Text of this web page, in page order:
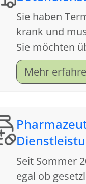
Sie haben
krank und
Sie möchten
meiden und
Mehr
Seit Sommer
egal ob